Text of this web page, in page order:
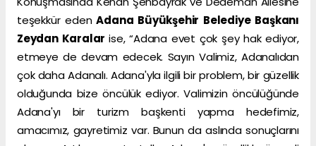
teşekkür edenAdana Büyükşehir Belediye Başkanı
Zeydan Karalarise, “Adana evet çok şey hak ediyor,
etmeye de devam edecek. Sayın Valimiz, Adanalıdan
çok daha Adanalı. Adana'yla ilgili bir problem, bir güzellik
olduğunda bize öncülük ediyor. Valimizin öncülüğünde
Adana'yı bir turizm başkenti yapma hedefimiz,
amacımız, gayretimiz var. Bunun da aslında sonuçlarını